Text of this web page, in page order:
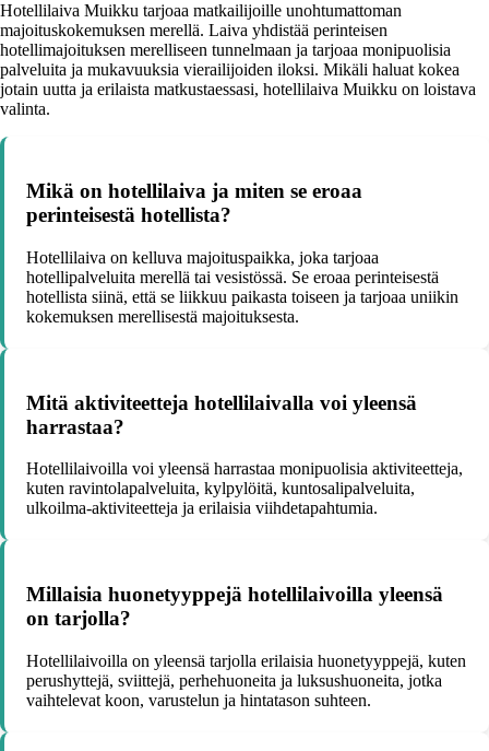
Hotellilaiva Muikku tarjoaa matkailijoille unohtumattoman
majoituskokemuksen merellä. Laiva yhdistää perinteisen
hotellimajoituksen merelliseen tunnelmaan ja tarjoaa monipuolisia
palveluita ja mukavuuksia vierailijoiden iloksi. Mikäli haluat kokea
jotain uutta ja erilaista matkustaessasi, hotellilaiva Muikku on loistava
valinta.
Mikä on hotellilaiva ja miten se eroaa
perinteisestä hotellista?
Hotellilaiva on kelluva majoituspaikka, joka tarjoaa
hotellipalveluita merellä tai vesistössä. Se eroaa perinteisestä
hotellista siinä, että se liikkuu paikasta toiseen ja tarjoaa uniikin
kokemuksen merellisestä majoituksesta.
Mitä aktiviteetteja hotellilaivalla voi yleensä
harrastaa?
Hotellilaivoilla voi yleensä harrastaa monipuolisia aktiviteetteja,
kuten ravintolapalveluita, kylpylöitä, kuntosalipalveluita,
ulkoilma-aktiviteetteja ja erilaisia viihdetapahtumia.
Millaisia huonetyyppejä hotellilaivoilla yleensä
on tarjolla?
Hotellilaivoilla on yleensä tarjolla erilaisia huonetyyppejä, kuten
perushyttejä, sviittejä, perhehuoneita ja luksushuoneita, jotka
vaihtelevat koon, varustelun ja hintatason suhteen.